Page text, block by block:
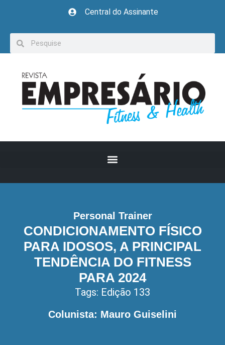
Central do Assinante
Personal Trainer
CONDICIONAMENTO FÍSICO
PARA IDOSOS, A PRINCIPAL
TENDÊNCIA DO FITNESS
PARA 2024
Tags: Edição 133
Colunista: Mauro Guiselini